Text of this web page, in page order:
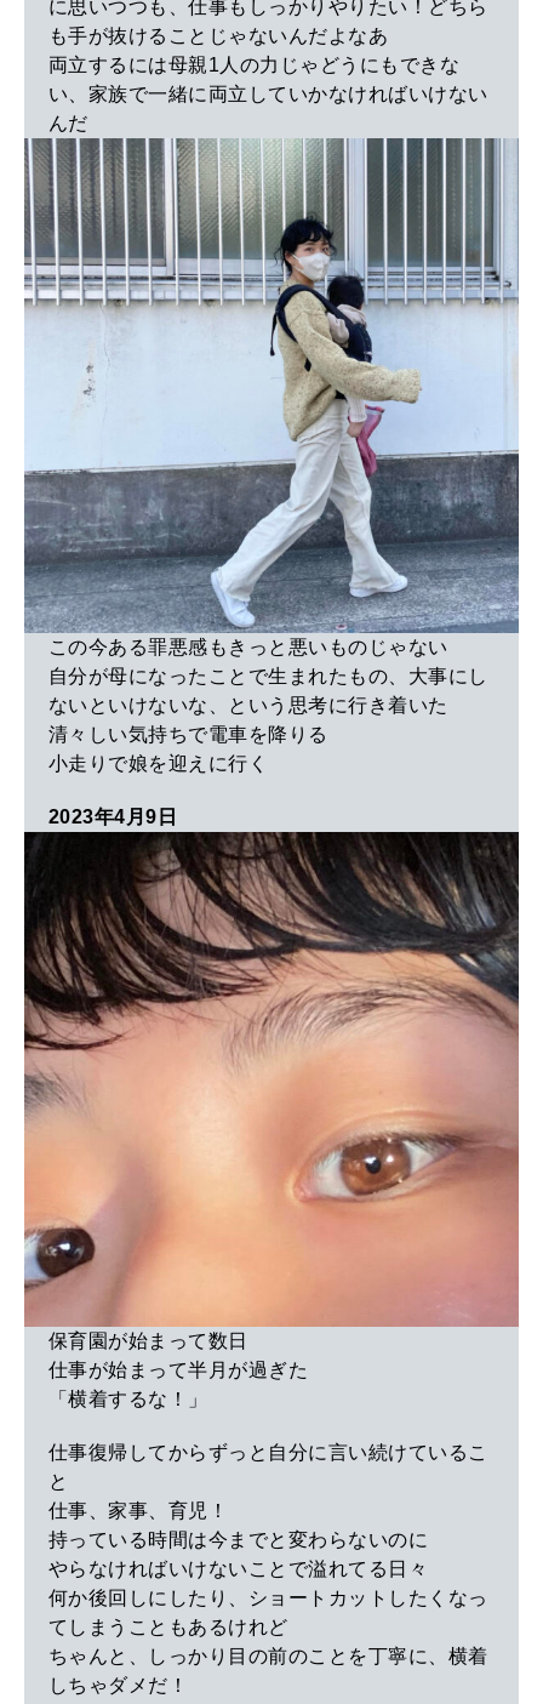
に思いつつも、仕事もしっかりやりたい！どちら
も手が抜けることじゃないんだよなあ
両立するには母親1人の力じゃどうにもできな
い、家族で一緒に両立していかなければいけない
んだ
この今ある罪悪感もきっと悪いものじゃない
自分が母になったことで生まれたもの、大事にし
ないといけないな、という思考に行き着いた
清々しい気持ちで電車を降りる
小走りで娘を迎えに行く
2023年4月9日
保育園が始まって数日
仕事が始まって半月が過ぎた
「横着するな！」
仕事復帰してからずっと自分に言い続けているこ
と
仕事、家事、育児！
持っている時間は今までと変わらないのに
やらなければいけないことで溢れてる日々
何か後回しにしたり、ショートカットしたくなっ
てしまうこともあるけれど
ちゃんと、しっかり目の前のことを丁寧に、横着
しちゃダメだ！